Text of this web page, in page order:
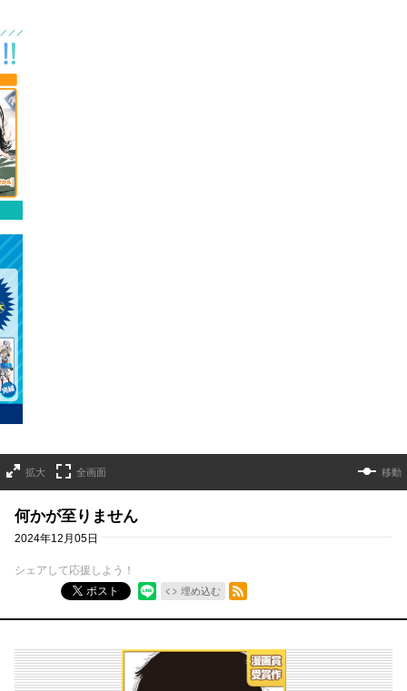
拡大 全画面 移動
何かが至りません
2024年12月05日
シェアして応援しよう！
ポスト
埋め込む
RSSフィード